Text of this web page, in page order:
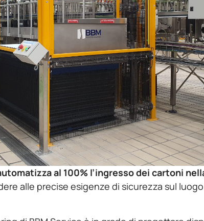
al 100% l’ingresso dei cartoni
alle precise esigenze di sicurezza sul